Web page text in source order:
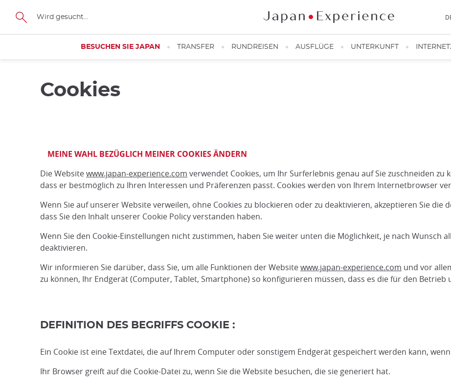
Größe
BESUCHEN SIE JAPAN TRANSFER RUNDREISEN AUSFLÜGE UNTERKUNFT
Cookies
MEINE WAHL BEZÜGLICH MEINER COOKIES ÄNDERN
Die Websitewww.japan-experience.com verwendet Cookies, um Ihr Surferlebnis genau auf Sie zuschneiden
dass er bestmöglich zu Ihren Interessen und Präferenzen passt. Cookies werden von Ihrem Internetbrowser
Wenn Sie auf unserer Website verweilen, ohne Cookies zu blockieren oder zu deaktivieren, akzeptieren Sie die
dass Sie den Inhalt unserer Cookie Policy verstanden haben.
Wenn Sie den Cookie-Einstellungen nicht zustimmen, haben Sie weiter unten die Möglichkeit, je nach Wunsch
deaktivieren.
Wir informieren Sie darüber, dass Sie, um alle Funktionen der Websitewww.japan-experience.com und vor
zu können, Ihr Endgerät (Computer, Tablet, Smartphone) so konfigurieren müssen, dass es die für den
DEFINITION DES BEGRIFFS COOKIE :
Ein Cookie ist eine Textdatei, die auf Ihrem Computer oder sonstigem Endgerät gespeichert werden kann,
Ihr Browser greift auf die Cookie-Datei zu, wenn Sie die Website besuchen, die sie generiert hat.